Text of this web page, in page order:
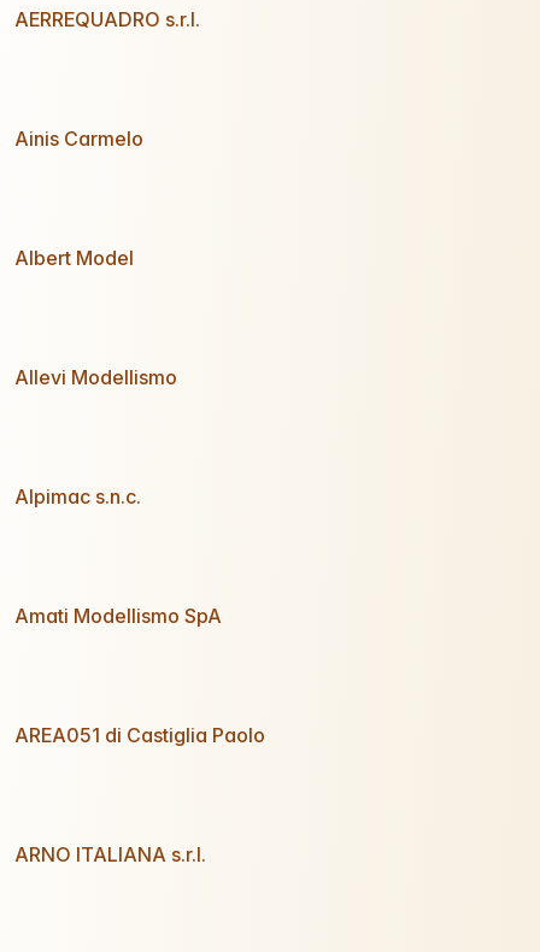
AERREQUADRO s.r.l.
Ainis Carmelo
Albert Model
Allevi Modellismo
Alpimac s.n.c.
Amati Modellismo SpA
AREA051 di Castiglia Paolo
ARNO ITALIANA s.r.l.